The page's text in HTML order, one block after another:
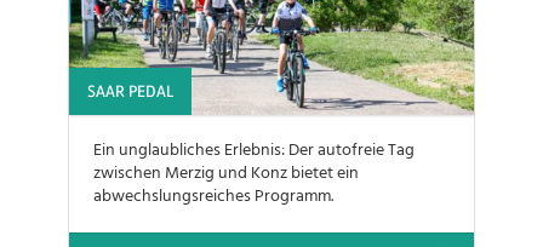
SAAR PEDAL
Ein unglaubliches Erlebnis: Der autofreie Tag
zwischen Merzig und Konz bietet ein
abwechslungsreiches Programm.